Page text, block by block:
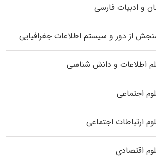
و ادبیات فارسی
از دور و سیستم اطلاعات جغرافیایی
اطلاعات و دانش شناسی
اجتماعی
ارتباطات اجتماعی
اقتصادی